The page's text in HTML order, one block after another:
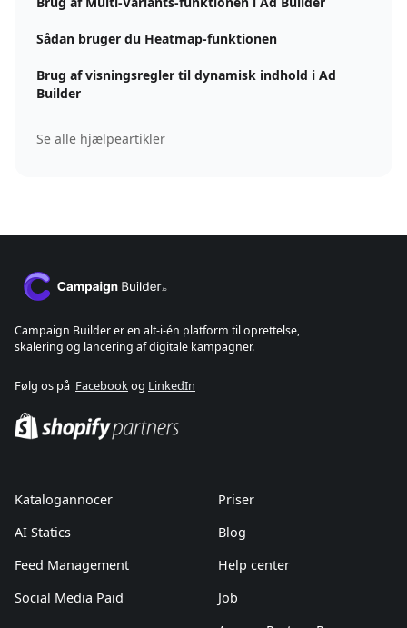
Sådan bruger du Heatmap-funktionen
Brug af visningsregler til dynamisk indhold i Ad
Builder
Se alle hjælpeartikler
Campaign Builder er en alt-i-én platform til oprettelse,
skalering og lancering af digitale kampagner.
Følg os på Facebookog LinkedIn
Katalogannocer
AI Statics
Feed Management
Social Media Paid
Priser
Blog
Help center
Job